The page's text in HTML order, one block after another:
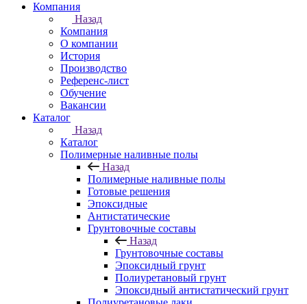
Компания
Назад
Компания
О компании
История
Производство
Референс-лист
Обучение
Вакансии
Каталог
Назад
Каталог
Полимерные наливные полы
Назад
Полимерные наливные полы
Готовые решения
Эпоксидные
Антистатические
Грунтовочные составы
Назад
Грунтовочные составы
Эпоксидный грунт
Полиуретановый грунт
Эпоксидный антистатический грунт